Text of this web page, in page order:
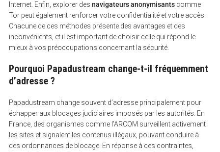
Internet. Enfin, explorer des navigateurs anonymisantscomme
Tor peut également renforcer votre confidentialité et votre accès.
Chacune de ces méthodes présente des avantages et des
inconvénients, et il est important de choisir celle qui répond le
mieux à vos préoccupations concernant la sécurité.
Pourquoi Papadustream change-t-il fréquemment
d’adresse ?
Papadustream change souvent d’adresse principalement pour
échapper aux blocages judiciaires imposés par les autorités. En
France, des organismes comme l’ARCOM surveillent activement
les sites et signalent les contenus illégaux, pouvant conduire à
des ordonnances de blocage. En réponse à ces contraintes,